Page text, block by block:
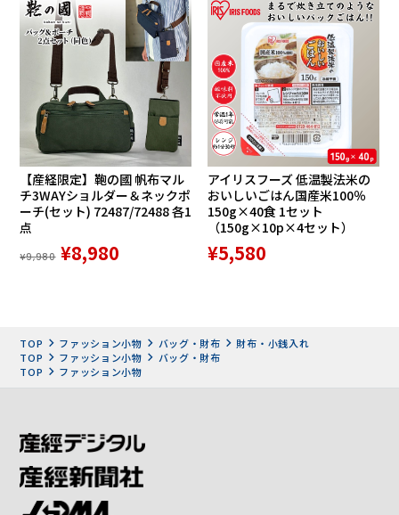
適正価格の原則、一目でDAKSとわかるDAKSらしさに対する
こだわりの精神、創業当初から受け継がれたポリシー
「Quality First （品質第一）」が保証されている証といえま
120余年の歴史を持つDAKSは、様々な時代の変化を乗り越え
磨き抜かれた歴史と伝統に新たな風を吹き込み、次世代に向
けてさらなる進化を目指すとともに、受け継がれた伝統と遺
産を強い絆をもって継承し、新たな未来へ向かいます。
【産経限定】鞄の國 帆布マル
チ3WAYショルダー＆ネックポ
ーチ(セット) 72487/72488 各1
点
¥9,980 ¥8,980
アイリスフーズ 低温製法米の
おいしいごはん国産米100％
150g×40食 1セット
（150g×10p×4セット）
¥5,580
TOP ファッション小物 バッグ・財布
財布・小銭入れ
TOP
ファッション小物
バッグ・財布
TOP
ファッション小物